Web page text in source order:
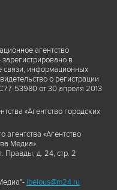
агентство
в
связи, информационных
о регистрации
53980 от 30 апреля 2013
«Агентство городских
«Агентство
Медиа».
Правды, д. 24, стр. 2
ibelous@m24.ru